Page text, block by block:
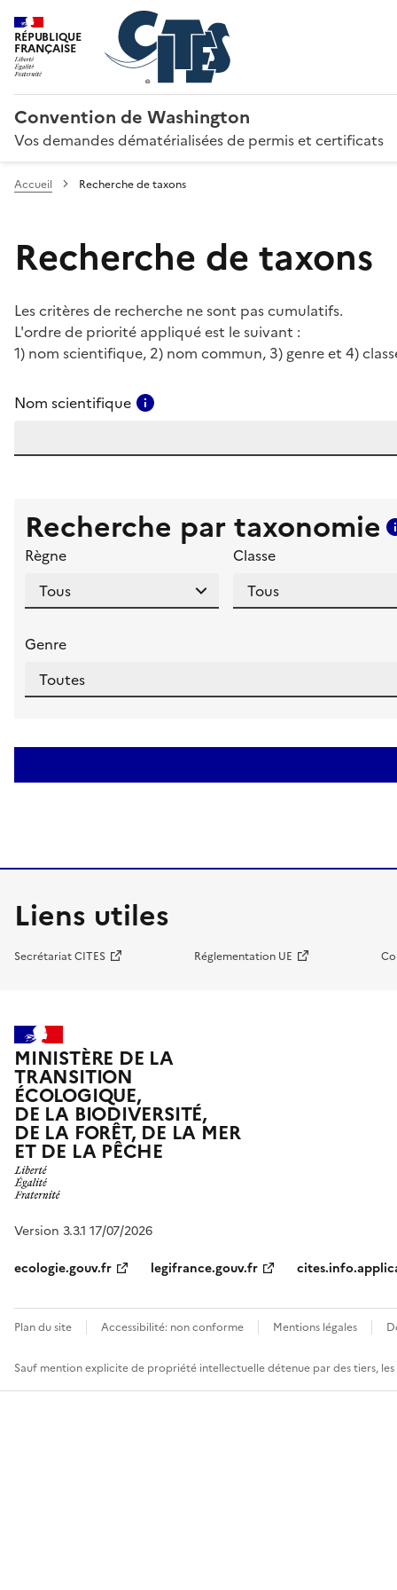
RÉPUBLIQUE
FRANÇAISE
Convention de Washington
Vos demandes dématérialisées de permis et certificats
Accueil Recherche de taxons
Recherche de taxons
Les critères de recherche ne sont pas cumulatifs.
L'ordre de priorité appliqué est le suivant :
1) nom scientifique, 2) nom commun, 3) genre et 4)
Nom scientifique
Recherche par taxonomie
Règne Classe
Genre
Liens utiles
Secrétariat CITES Réglementation UE
MINISTÈRE DE LA
TRANSITION
ÉCOLOGIQUE,
DE LA BIODIVERSITÉ,
DE LA FORÊT, DE LA MER
ET DE LA PÊCHE
Version 3.3.1 17/07/2026
ecologie.gouv.fr
legifrance.gouv.fr
Plan du site Accessibilité: non conforme Mentions légales
Sauf mention explicite de propriété intellectuelle détenue par des tiers,